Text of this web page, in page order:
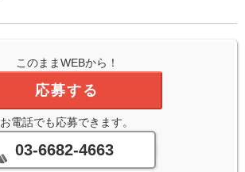
このままWEBから！
応募する
お電話でも応募できます。
03-6682-4663